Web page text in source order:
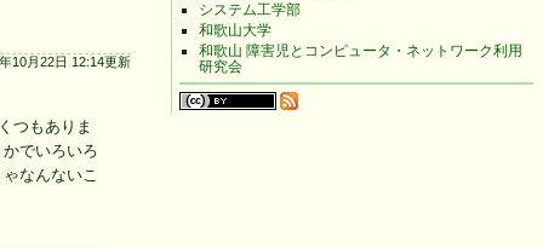
システム工学部
和歌山大学
和歌山 障害児とコンピュータ・ネットワーク利用
研究会
10月22日 12:14更新
つもありま
でいろいろ
なんないこ